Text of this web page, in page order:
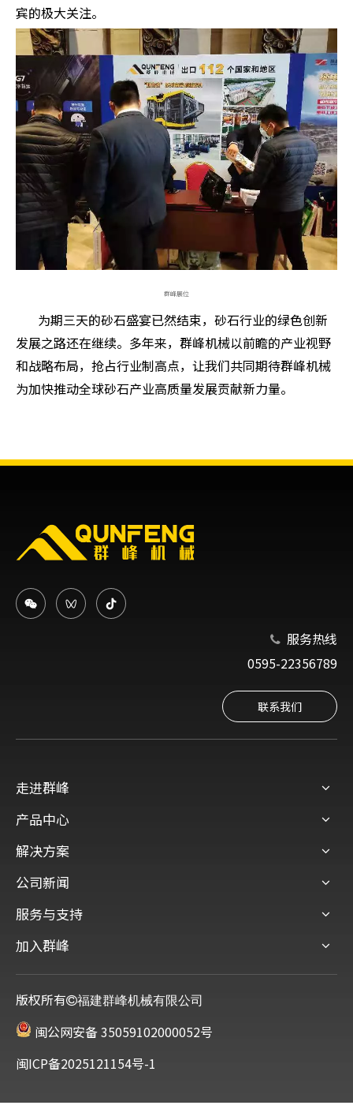
宾的极大关注。
群峰展位
为期三天的砂石盛宴已然结束，砂石行业的绿色创新
发展之路还在继续。多年来，群峰机械以前瞻的产业视野
和战略布局，抢占行业制高点，让我们共同期待群峰机械
为加快推动全球砂石产业高质量发展贡献新力量。
 服务热线
0595-22356789
联系我们
走进群峰
产品中心
解决方案
公司新闻
服务与支持
加入群峰
版权所有福建群峰机械有限公司
闽公网安备 35059102000052号
闽ICP备2025121154号-1